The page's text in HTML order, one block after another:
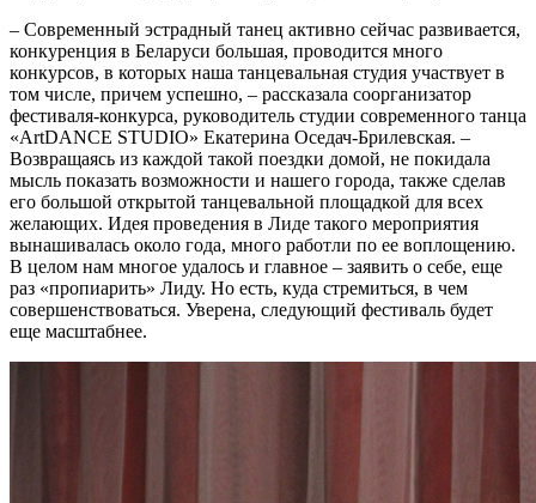
– Современный эстрадный танец активно сейчас развивается,
конкуренция в Беларуси большая, проводится много
конкурсов, в которых наша танцевальная студия участвует в
том числе, причем успешно, – рассказала соорганизатор
фестиваля-конкурса, руководитель студии современного танца
«ArtDANCE STUDIO» Екатерина Оседач-Брилевская. –
Возвращаясь из каждой такой поездки домой, не покидала
мысль показать возможности и нашего города, также сделав
его большой открытой танцевальной площадкой для всех
желающих. Идея проведения в Лиде такого мероприятия
вынашивалась около года, много работли по ее воплощению.
В целом нам многое удалось и главное – заявить о себе, еще
раз «пропиарить» Лиду. Но есть, куда стремиться, в чем
совершенствоваться. Уверена, следующий фестиваль будет
еще масштабнее.